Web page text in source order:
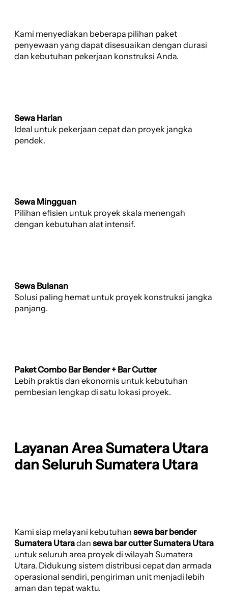
Kami menyediakan beberapa pilihan paket
penyewaan yang dapat disesuaikan dengan durasi
dan kebutuhan pekerjaan konstruksi Anda.
Sewa Harian
Ideal untuk pekerjaan cepat dan proyek jangka
pendek.
Sewa Mingguan
Pilihan efisien untuk proyek skala menengah
dengan kebutuhan alat intensif.
Sewa Bulanan
Solusi paling hemat untuk proyek konstruksi jangka
panjang.
Paket Combo Bar Bender + Bar Cutter
Lebih praktis dan ekonomis untuk kebutuhan
pembesian lengkap di satu lokasi proyek.
Layanan Area Sumatera Utara
dan Seluruh Sumatera Utara
Kami siap melayani kebutuhan sewa bar bender
Sumatera Utaradan sewa bar cutter Sumatera Utara
untuk seluruh area proyek di wilayah Sumatera
Utara. Didukung sistem distribusi cepat dan armada
operasional sendiri, pengiriman unit menjadi lebih
aman dan tepat waktu.